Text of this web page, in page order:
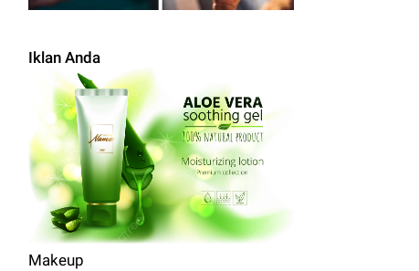
Iklan Anda
Makeup